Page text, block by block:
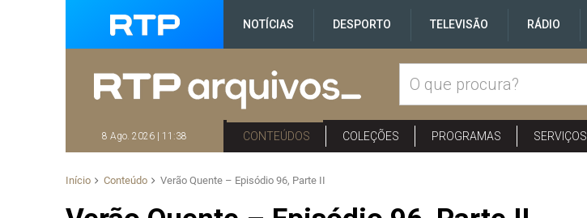
NOTÍCIAS DESPORTO TELEVISÃO RÁDIO
8 Ago. 2026 | 11:38 CONTEÚDOS COLEÇÕES PROGRAMAS SERVIÇOS
Início Conteúdo Verão Quente – Episódio 96, Parte II